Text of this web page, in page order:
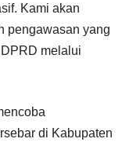
Kami akan
pengawasan yang
melalui
di Kabupaten